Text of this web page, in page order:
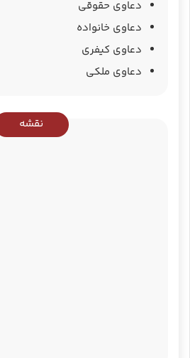
دعاوی حقوقی
دعاوی خانواده
دعاوی کیفری
دعاوی ملکی
نقشه